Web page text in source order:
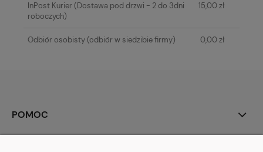
InPost Kurier(Dostawa pod drzwi - 2 do 3dni
roboczych)
15,00 zł
Odbiór osobisty(odbiór w siedzibie firmy) 0,00 zł
POMOC